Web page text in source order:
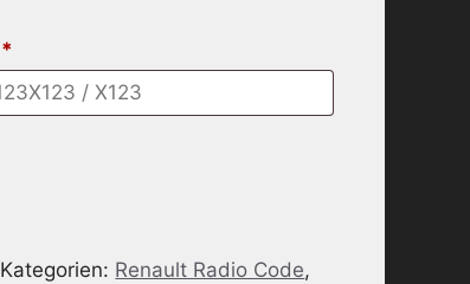
*
Kategorien: Renault Radio Code,